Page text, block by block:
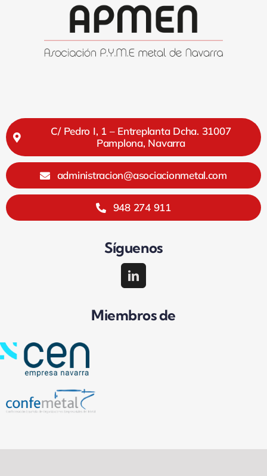
C/ Pedro I, 1 – Entreplanta Dcha. 31007
Pamplona, Navarra
administracion@asociacionmetal.com
948 274 911
Síguenos
Miembros de